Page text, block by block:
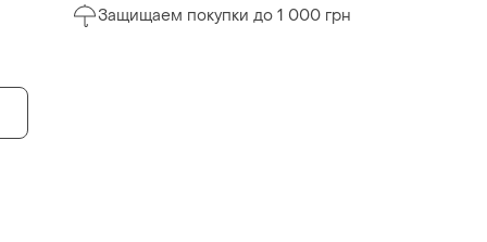
Защищаем покупки до 1 000 грн